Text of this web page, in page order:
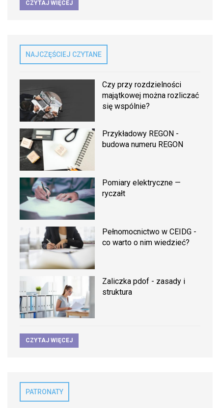
CZYTAJ WIĘCEJ
NAJCZĘŚCIEJ CZYTANE
Czy przy rozdzielności
majątkowej można rozliczać
się wspólnie?
Przykładowy REGON -
budowa numeru REGON
Pomiary elektryczne —
ryczałt
Pełnomocnictwo w CEIDG -
co warto o nim wiedzieć?
Zaliczka pdof - zasady i
struktura
CZYTAJ WIĘCEJ
PATRONATY